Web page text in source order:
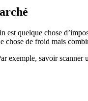
quelque chose
chose de froid mais
exemple, savoir scanner